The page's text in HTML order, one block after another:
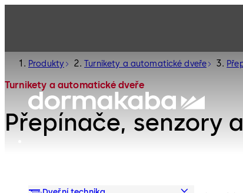
Produkty Turnikety a automatické dveře
Turnikety a automatické dveře
Přepínače, senzory